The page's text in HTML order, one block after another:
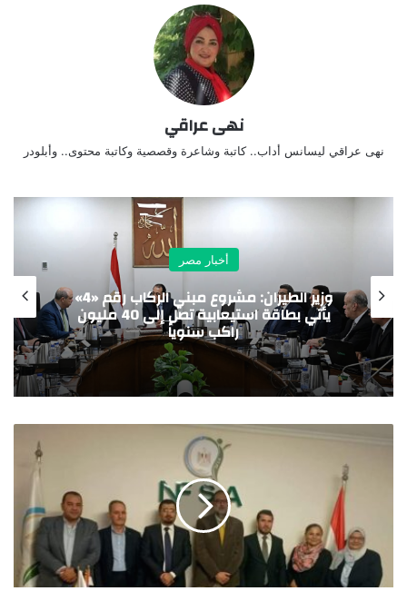
نهى عراقي
نهى عراقي ليسانس أداب.. كاتبة وشاعرة وقصصية وكاتبة محتوى.. وأبلودر
أخبار مصر
مدينة الدواء المصرية تستقبل “چبتو فارما”
ومجموعة باشا الجيبوتية تدشنان شراكة
استراتيجية لدعم الأمن الدوائي